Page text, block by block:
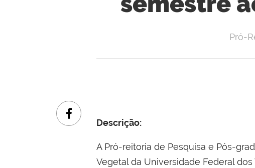
Pró-
Descrição:
A Pró-reitoria de Pesquisa e Pós-
Vegetal da Universidade Federal